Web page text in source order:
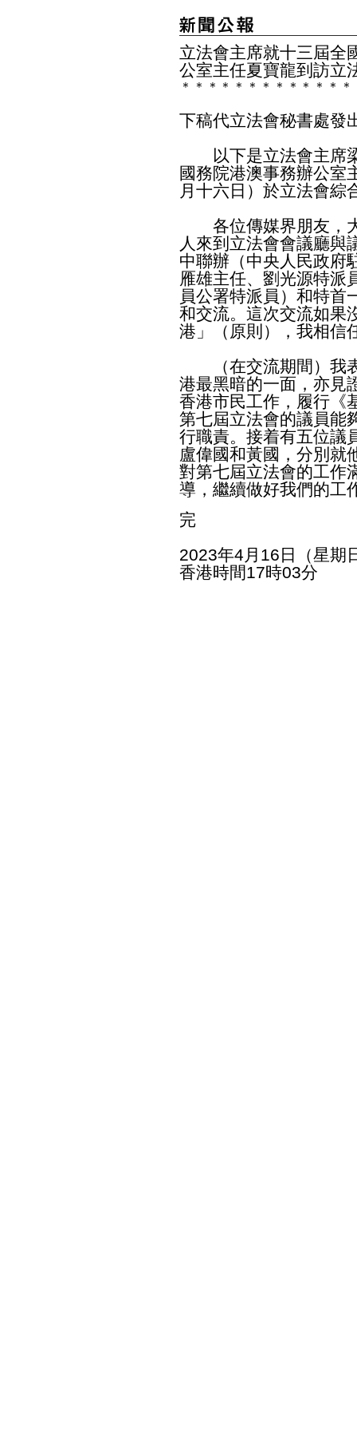
立法會主席就十三屆全
公室主任夏寶龍到訪立
＊ ＊ ＊ ＊ ＊ ＊ ＊ ＊ ＊ ＊ ＊ ＊ ＊
下稿代立法會秘書處發
以下是立法會主席梁
國務院港澳事務辦公室
月十六日）於立法會綜
各位傳媒界朋友，大
人來到立法會會議廳與
中聯辦（中央人民政府
雁雄主任、劉光源特派
員公署特派員）和特首
和交流。這次交流如果
港」（原則），我相信
（在交流期間）我表
港最黑暗的一面，亦見
香港市民工作，履行《
第七屆立法會的議員能
行職責。接着有五位議
盧偉國和黃國，分別就
對第七屆立法會的工作
導，繼續做好我們的工
完
2023年4月16日（星期
香港時間17時03分